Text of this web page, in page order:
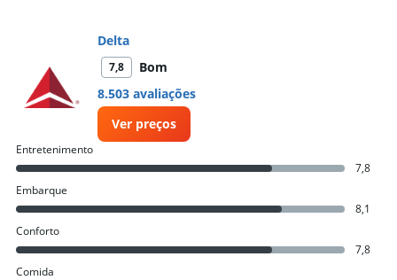
Delta
7,8
Bom
8.503 avaliações
Ver preços
Entretenimento
7,8
Embarque
8,1
Conforto
7,8
Comida